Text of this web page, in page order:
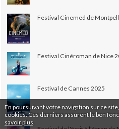
En poursuivant votre navigation sur ce
cookies. Ces derniers assurent le bon
savoir plus
Festival Cinemed de
Festival Cinéroman de Nice
Festival de Cannes 2025